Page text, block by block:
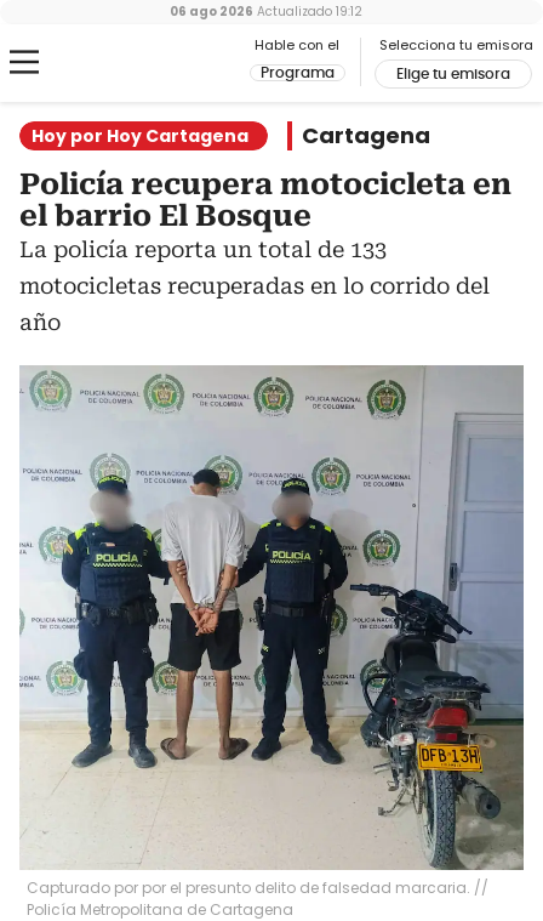
Hable con el
Programa
Selecciona tu emisora
Elige tu emisora
06 ago 2026 Actualizado 19:12
Hoy por Hoy Cartagena Cartagena
Policía recupera motocicleta en
el barrio El Bosque
La policía reporta un total de 133
motocicletas recuperadas en lo corrido del
año
Capturado por por el presunto delito de falsedad marcaria. //
Policía Metropolitana de Cartagena